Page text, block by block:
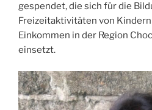
gespendet, die sich für die
Freizeitaktivitäten von
Einkommen in der Region
einsetzt.